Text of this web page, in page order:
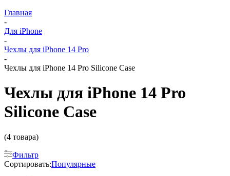
Главная
-
Для iPhone
-
Чехлы для iPhone 14 Pro
-
Чехлы для iPhone 14 Pro Silicone Case
Чехлы для iPhone 14 Pro
Silicone Case
(4 товара)
Фильтр
Сортировать:Популярные